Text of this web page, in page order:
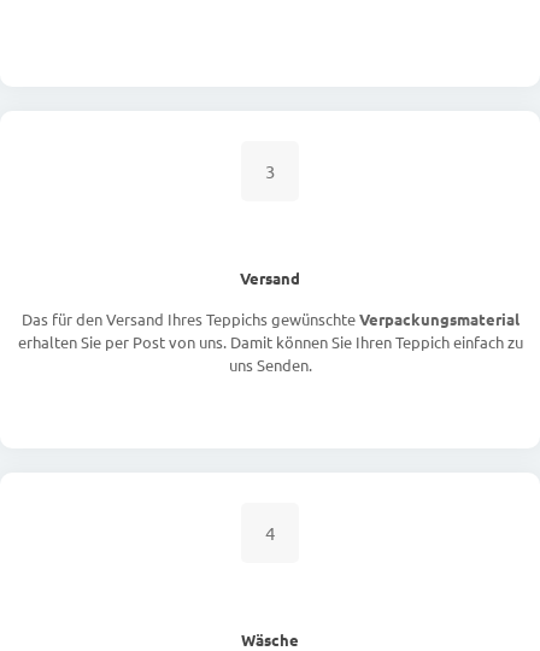
3
Versand
Das für den Versand Ihres Teppichs gewünschteVerpackungsmaterial
erhalten Sie per Post von uns. Damit können Sie Ihren Teppich einfach zu
uns Senden.
4
Wäsche